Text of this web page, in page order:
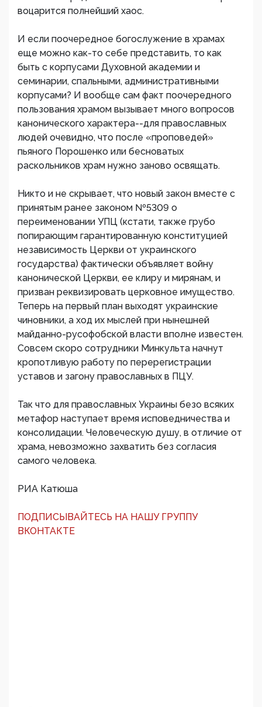
воцарится полнейший хаос.
И если поочередное богослужение в храмах
еще можно как-то себе представить, то как
быть с корпусами Духовной академии и
семинарии, спальными, административными
корпусами? И вообще сам факт поочередного
пользования храмом вызывает много вопросов
канонического характера--для православных
людей очевидно, что после «проповедей»
пьяного Порошенко или бесноватых
раскольников храм нужно заново освящать.
Никто и не скрывает, что новый закон вместе с
принятым ранее законом №5309 о
переименовании УПЦ (кстати, также грубо
попирающим гарантированную конституцией
независимость Церкви от украинского
государства) фактически объявляет войну
канонической Церкви, ее клиру и мирянам, и
призван реквизировать церковное имущество.
Теперь на первый план выходят украинские
чиновники, а ход их мыслей при нынешней
майданно-русофобской власти вполне известен.
Совсем скоро сотрудники Минкульта начнут
кропотливую работу по перерегистрации
уставов и загону православных в ПЦУ.
Так что для православных Украины безо всяких
метафор наступает время исповедничества и
консолидации. Человеческую душу, в отличие от
храма, невозможно захватить без согласия
самого человека.
РИА Катюша
ПОДПИСЫВАЙТЕСЬ НА НАШУ ГРУППУ
ВКОНТАКТЕ